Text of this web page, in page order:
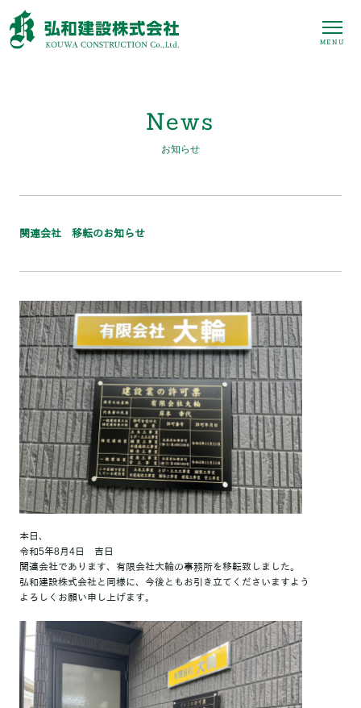
MENU
News
お知らせ
関連会社 移転のお知らせ
本日、
令和5年8月4日 吉日
関連会社であります、有限会社大輪の事務所を移転致しました。
弘和建設株式会社と同様に、今後ともお引き立てくださいますよう
よろしくお願い申し上げます。